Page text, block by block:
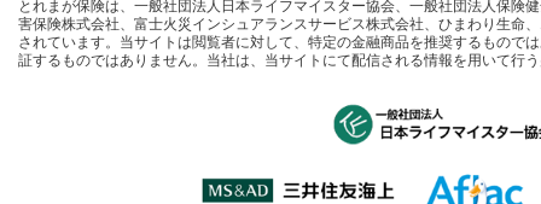
とれまが保険は、一般社団法人日本ライフマイスター協会、一般社団法人保
害保険株式会社、富士火災インシュアランスサービス株式会社、ひまわり生命
されています。当サイトは閲覧者に対して、特定の金融商品を推奨するもので
証するものではありません。当社は、当サイトにて配信される情報を用いて行